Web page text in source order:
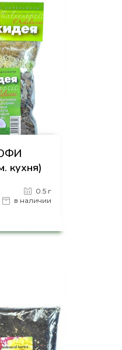
кухня)
0.5 г
в наличии